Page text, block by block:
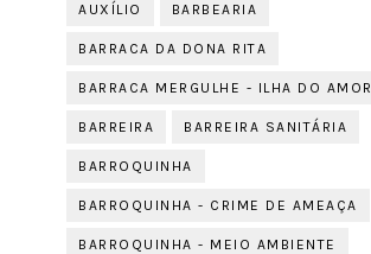
AUXÍLIO BARBEARIA
BARRACA DA DONA RITA
BARRACA MERGULHE - ILHA DO AMOR
BARREIRA BARREIRA SANITÁRIA
BARROQUINHA
BARROQUINHA - CRIME DE AMEAÇA
BARROQUINHA - MEIO AMBIENTE